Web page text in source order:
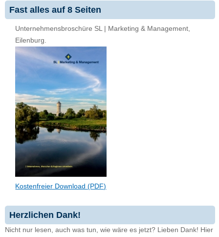
Fast alles auf 8 Seiten
Unternehmensbroschüre SL | Marketing & Management,
Eilenburg.
Kostenfreier Download (PDF)
Herzlichen Dank!
Nicht nur lesen, auch was tun, wie wäre es jetzt? Lieben Dank! Hier